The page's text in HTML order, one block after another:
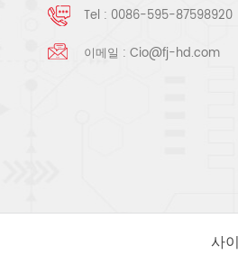
Tel : 0086-595-87598920
이메일 :Cio@fj-hd.com
사